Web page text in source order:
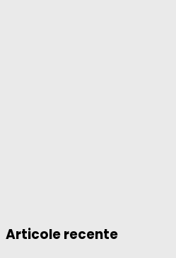
Articole recente